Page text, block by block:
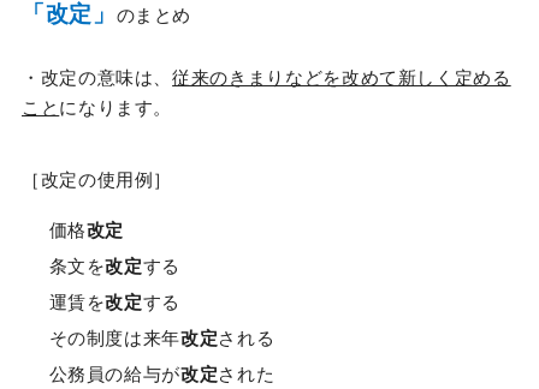
「改定」 のまとめ
・改定の意味は、従来のきまりなどを改めて新しく定める
こと になります。
［改定の使用例］
価格改定
条文を改定する
運賃を改定する
その制度は来年改定 される
公務員の給与が改定 された